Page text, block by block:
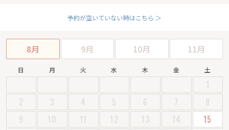
予約が空いていない時はこちら ＞
8月 9月 10月 11月
日 月 火 水 木 金 土
1
2
3 4 5 6 7
8
9
10 11 12 13 14
15